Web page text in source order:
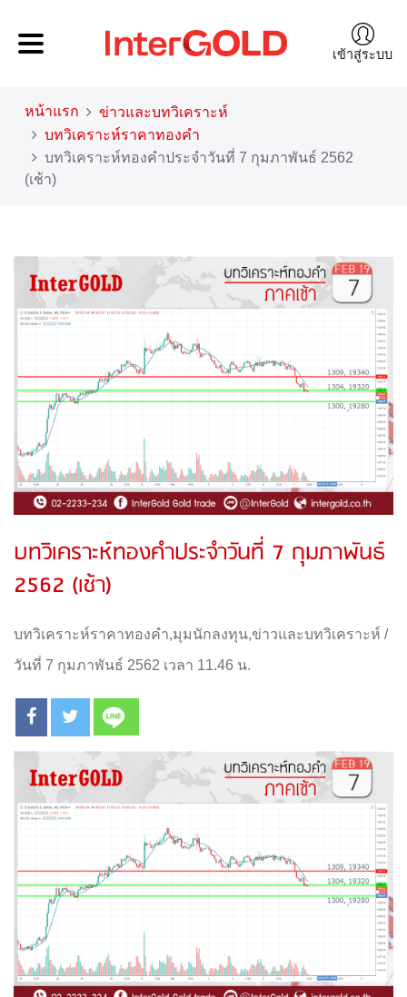
เข้าสู่ระบบ
หน้าแรก
ข่าวและบทวิเคราะห์
บทวิเคราะห์ราคาทองคำ
บทวิเคราะห์ทองคำประจำวันที่ 7 กุมภาพันธ์ 2562
(เช้า)
บทวิเคราะห์ทองคำประจำวันที่ 7 กุมภาพันธ์
2562 (เช้า)
บทวิเคราะห์ราคาทองคำ,มุมนักลงทุน,ข่าวและบทวิเคราะห์ /
วันที่ 7 กุมภาพันธ์ 2562 เวลา 11.46 น.